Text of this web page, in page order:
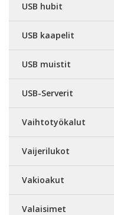
USB hubit
USB kaapelit
USB muistit
USB-Serverit
Vaihtotyökalut
Vaijerilukot
Vakioakut
Valaisimet